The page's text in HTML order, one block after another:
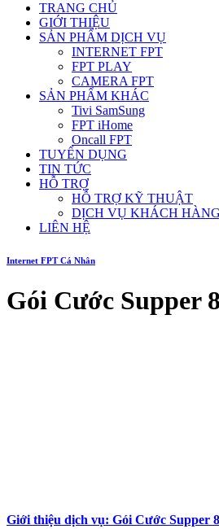
TRANG CHỦ
GIỚI THIỆU
SẢN PHẨM DỊCH VỤ
INTERNET FPT
FPT PLAY
CAMERA FPT
SẢN PHẨM KHÁC
Tivi SamSung
FPT iHome
Oncall FPT
TUYỂN DỤNG
TIN TỨC
HỖ TRỢ
HỖ TRỢ KỸ THUẬT
DỊCH VỤ KHÁCH HÀNG
LIÊN HỆ
Internet FPT Cá Nhân
Gói Cước Supper
Giới thiệu dịch vụ: Gói Cước Supper